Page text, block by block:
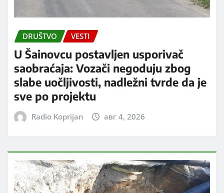
DRUŠTVO VESTI
U Šainovcu postavljen usporivač
saobraćaja: Vozači negoduju zbog
slabe uočljivosti, nadležni tvrde da je
sve po projektu
Radio Koprijan авг 4, 2026